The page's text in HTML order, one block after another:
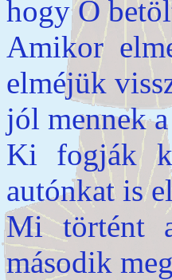
hogy Ő
Amikor
elméjük
jól mennek
Ki fogják
autónkat is
Mi történt
második